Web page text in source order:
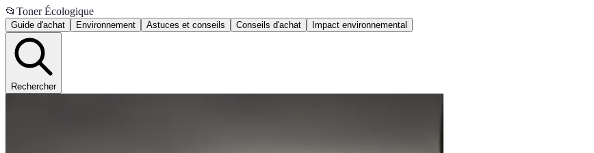
📂 Toner Écologique
Guide d'achat Environnement Astuces et conseils Conseils d'achat Impact environnemental
Rechercher